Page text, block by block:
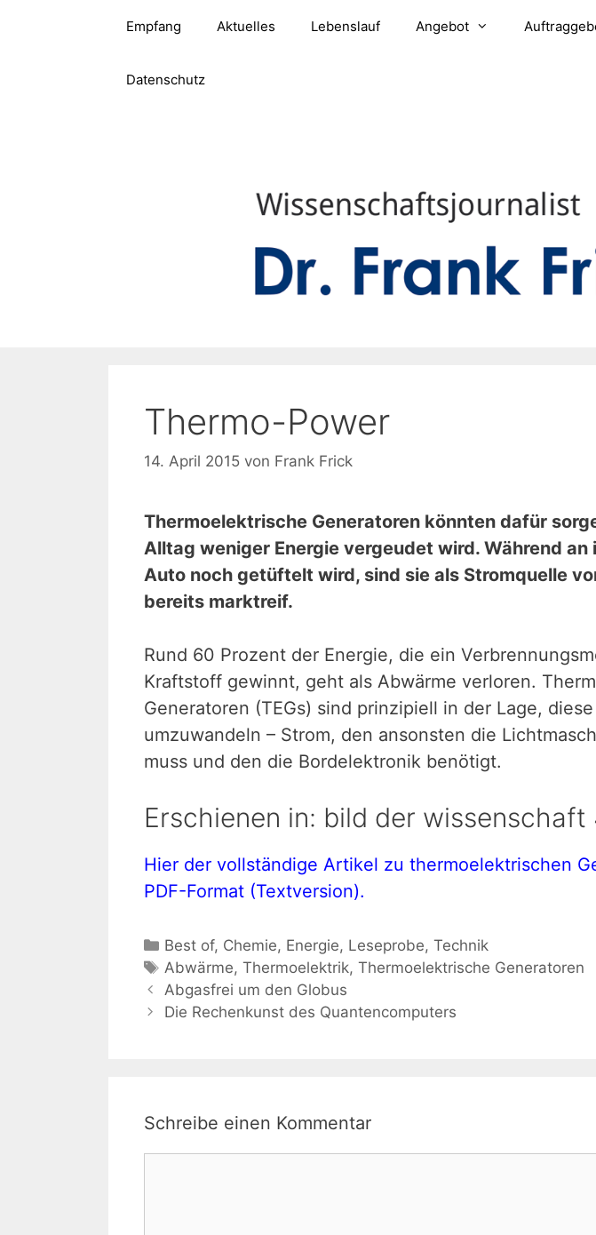
Empfang Aktuelles Lebenslauf Angebot
Datenschutz
Thermo-Power
14. April 2015 von Frank Frick
Thermoelektrische Generatoren könnten dafür
Alltag weniger Energie vergeudet wird. Während an
Auto noch getüftelt wird, sind sie als Stromquelle
bereits marktreif.
Rund 60 Prozent der Energie, die ein
Kraftstoff gewinnt, geht als Abwärme verloren.
Generatoren (TEGs) sind prinzipiell in der Lage,
umzuwandeln – Strom, den ansonsten die
muss und den die Bordelektronik benötigt.
Erschienen in: bild der wissenschaft
Hier der vollständige Artikel zu thermoelektrischen
PDF-Format (Textversion).
Kategorien
Best of, Chemie, Energie, Leseprobe,Technik
Schlagwörter
Abwärme,Thermoelektrik,Thermoelektrische Generatoren
Abgasfrei um den Globus
Die Rechenkunst des Quantencomputers
Schreibe einen Kommentar